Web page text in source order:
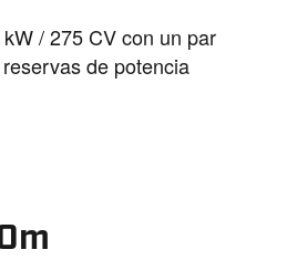
/ 275 CV con un par
de potencia